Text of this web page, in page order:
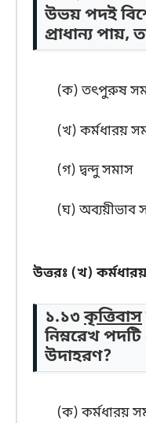
উভয় পদই
প্রাধান্য পায়,
(ক) তৎপুরুষ
(খ) কর্মধারয়
(গ) দ্বন্দু সমাস
(ঘ) অব্যয়ীভাব
উত্তরঃ (খ)
১.১৩কৃত্তিবাস
নিম্নরেখ
উদাহরণ?
(ক) কর্মধারয়